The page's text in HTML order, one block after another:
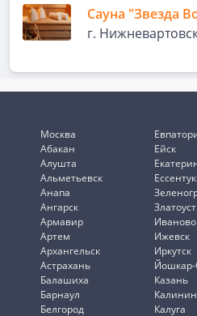
Сауна "Звезда
г.
Москва
Абакан
Алушта
Альметьевск
Анапа
Ангарск
Армавир
Артем
Архангельск
Астрахань
Балашиха
Барнаул
Белгород
Ейск
Златоуст
Иваново
Ижевск
Иркутск
Казань
Калуга